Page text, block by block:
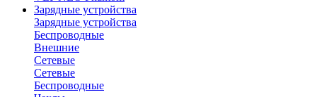
Зарядные устройства
Зарядные устройства
Беспроводные
Внешние
Сетевые
Сетевые
Беспроводные